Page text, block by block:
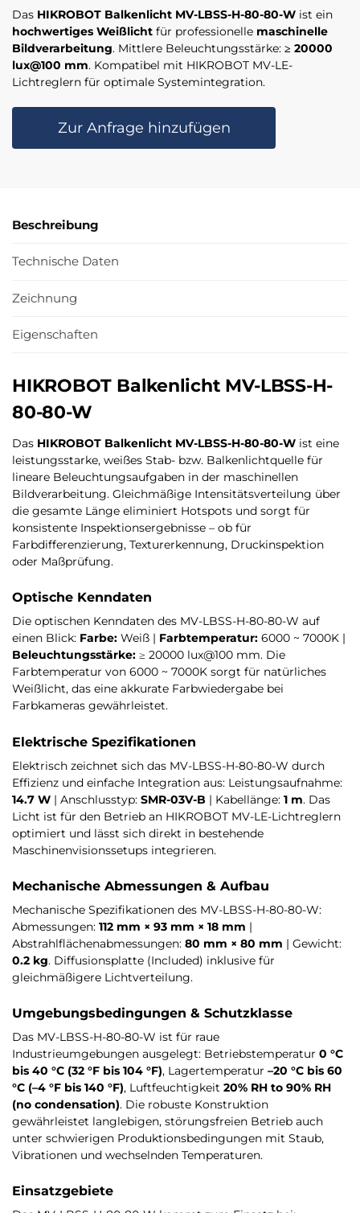
Das HIKROBOT Balkenlicht MV-LBSS-H-80-80-W ist ein
hochwertiges Weißlicht für professionelle maschinelle
Bildverarbeitung. Mittlere Beleuchtungsstärke: ≥ 20000
lux@100 mm. Kompatibel mit HIKROBOT MV-LE-
Lichtreglern für optimale Systemintegration.
Zur Anfrage hinzufügen
Beschreibung
Technische Daten
Zeichnung
Eigenschaften
HIKROBOT Balkenlicht MV-LBSS-H-
80-80-W
Das HIKROBOT Balkenlicht MV-LBSS-H-80-80-W ist eine
leistungsstarke, weißes Stab- bzw. Balkenlichtquelle für
lineare Beleuchtungsaufgaben in der maschinellen
Bildverarbeitung. Gleichmäßige Intensitätsverteilung über
die gesamte Länge eliminiert Hotspots und sorgt für
konsistente Inspektionsergebnisse – ob für
Farbdifferenzierung, Texturerkennung, Druckinspektion
oder Maßprüfung.
Optische Kenndaten
Die optischen Kenndaten des MV-LBSS-H-80-80-W auf
einen Blick: Farbe: Weiß | Farbtemperatur: 6000 ~ 7000K |
Beleuchtungsstärke: ≥ 20000 lux@100 mm. Die
Farbtemperatur von 6000 ~ 7000K sorgt für natürliches
Weißlicht, das eine akkurate Farbwiedergabe bei
Farbkameras gewährleistet.
Elektrische Spezifikationen
Elektrisch zeichnet sich das MV-LBSS-H-80-80-W durch
Effizienz und einfache Integration aus: Leistungsaufnahme:
14.7 W | Anschlusstyp: SMR-03V-B | Kabellänge: 1 m. Das
Licht ist für den Betrieb an HIKROBOT MV-LE-Lichtreglern
optimiert und lässt sich direkt in bestehende
Maschinenvisionssetups integrieren.
Mechanische Abmessungen & Aufbau
Mechanische Spezifikationen des MV-LBSS-H-80-80-W:
Abmessungen: 112 mm × 93 mm × 18 mm |
Abstrahlflächenabmessungen: 80 mm × 80 mm | Gewicht:
0.2 kg. Diffusionsplatte (Included) inklusive für
gleichmäßigere Lichtverteilung.
Umgebungsbedingungen & Schutzklasse
Das MV-LBSS-H-80-80-W ist für raue
Industrieumgebungen ausgelegt: Betriebstemperatur 0 °C
bis 40 °C (32 °F bis 104 °F), Lagertemperatur –20 °C bis 60
°C (–4 °F bis 140 °F), Luftfeuchtigkeit 20% RH to 90% RH
(no condensation). Die robuste Konstruktion
gewährleistet langlebigen, störungsfreien Betrieb auch
unter schwierigen Produktionsbedingungen mit Staub,
Vibrationen und wechselnden Temperaturen.
Einsatzgebiete